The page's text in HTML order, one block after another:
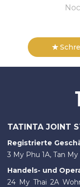
TATINTA JOINT
Registrierte
3 My Phu 1A, Tan
Handels- und
24 My Thai 2A